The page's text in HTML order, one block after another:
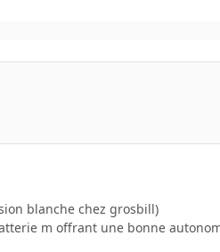
blanche chez grosbill)
m offrant une bonne